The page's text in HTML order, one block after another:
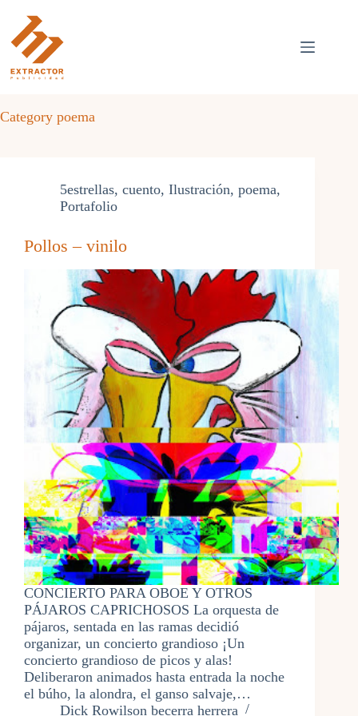
content
Category poema
5estrellas, cuento, Ilustración, poema,
Portafolio
Pollos – vinilo
CONCIERTO PARA OBOE Y OTROS
PÁJAROS CAPRICHOSOS La orquesta de
pájaros, sentada en las ramas decidió
organizar, un concierto grandioso ¡Un
concierto grandioso de picos y alas!
Deliberaron animados hasta entrada la noche
el búho, la alondra, el ganso salvaje,…
Dick Rowilson becerra herrera